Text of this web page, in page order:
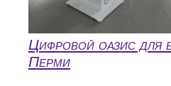
Цифровой оазис для
Перми